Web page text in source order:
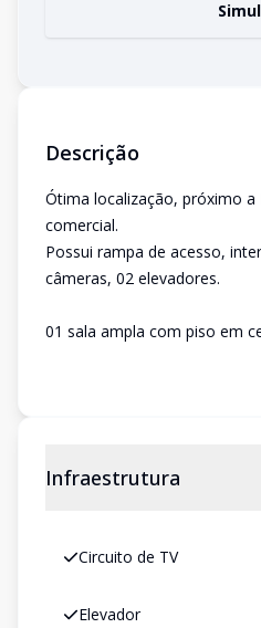
Descrição
Ótima localização, próximo a
comercial.
Possui rampa de acesso,
câmeras, 02 elevadores.
01 sala ampla com piso em
Infraestrutura
Circuito de TV
Elevador